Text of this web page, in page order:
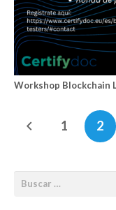
Workshop Blockchain
1 2